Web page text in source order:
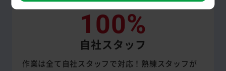
100%
自社スタッフ
作業は全て自社スタッフで対応！熟練スタッフが